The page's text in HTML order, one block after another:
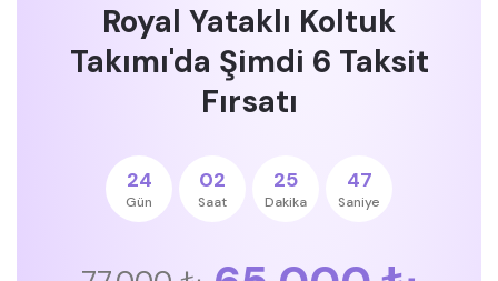
Royal Yataklı Koltuk
Takımı'da Şimdi 6 Taksit
Fırsatı
24
Gün
02
Saat
25
Dakika
47
Saniye